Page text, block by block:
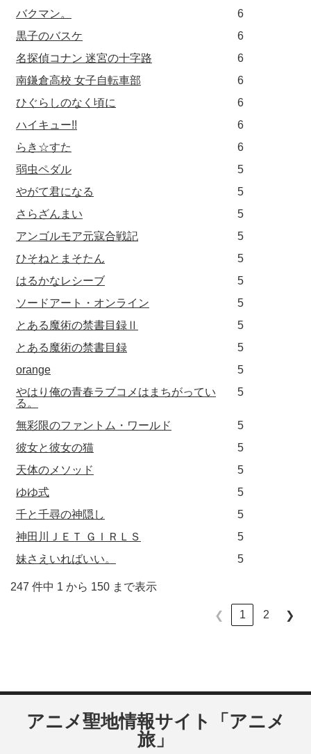
バクマン。
6
黒子のバスケ
6
名探偵コナン 迷宮の十字路
6
南鎌倉高校 女子自転車部
6
ひぐらしのなく頃に
6
ハイキュー!!
6
らき☆すた
6
弱虫ペダル
5
やがて君になる
5
さらざんまい
5
アンゴルモア元寇合戦記
5
ひそねとまそたん
5
はるかなレシーブ
5
ソードアート・オンライン
5
とある魔術の禁書目録Ⅱ
5
とある魔術の禁書目録
5
orange
5
やはり俺の青春ラブコメはまちがってい
る。
5
無彩限のファントム・ワールド
5
彼女と彼女の猫
5
天体のメソッド
5
ゆゆ式
5
千と千尋の神隠し
5
神田川ＪＥＴ ＧＩＲＬＳ
5
妹さえいればいい。
5
247 件中 1 から 150 まで表示
❮ 1 2 ❯
アニメ聖地情報サイト「アニメ
旅」